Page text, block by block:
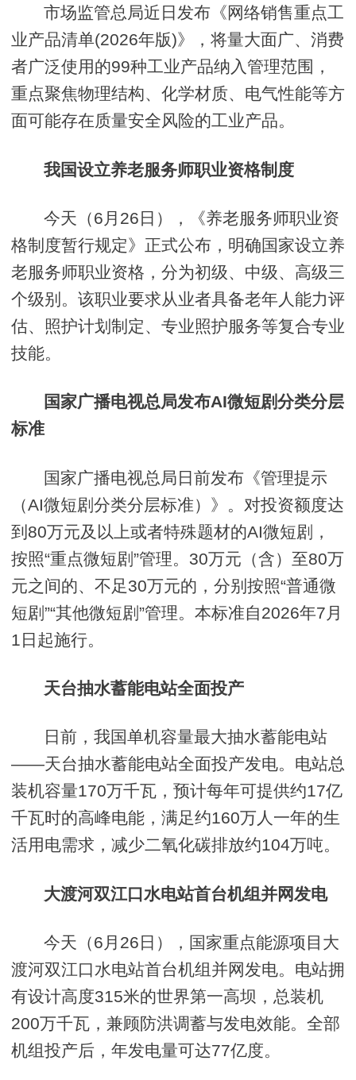
市场监管总局近日发布《网络销售重点工
业产品清单(2026年版)》，将量大面广、消费
者广泛使用的99种工业产品纳入管理范围，
重点聚焦物理结构、化学材质、电气性能等方
面可能存在质量安全风险的工业产品。
我国设立养老服务师职业资格制度
今天（6月26日），《养老服务师职业资
格制度暂行规定》正式公布，明确国家设立养
老服务师职业资格，分为初级、中级、高级三
个级别。该职业要求从业者具备老年人能力评
估、照护计划制定、专业照护服务等复合专业
技能。
国家广播电视总局发布AI微短剧分类分层
标准
国家广播电视总局日前发布《管理提示
（AI微短剧分类分层标准）》。对投资额度达
到80万元及以上或者特殊题材的AI微短剧，
按照“重点微短剧”管理。30万元（含）至80万
元之间的、不足30万元的，分别按照“普通微
短剧”“其他微短剧”管理。本标准自2026年7月
1日起施行。
天台抽水蓄能电站全面投产
日前，我国单机容量最大抽水蓄能电站
——天台抽水蓄能电站全面投产发电。电站总
装机容量170万千瓦，预计每年可提供约17亿
千瓦时的高峰电能，满足约160万人一年的生
活用电需求，减少二氧化碳排放约104万吨。
大渡河双江口水电站首台机组并网发电
今天（6月26日），国家重点能源项目大
渡河双江口水电站首台机组并网发电。电站拥
有设计高度315米的世界第一高坝，总装机
200万千瓦，兼顾防洪调蓄与发电效能。全部
机组投产后，年发电量可达77亿度。